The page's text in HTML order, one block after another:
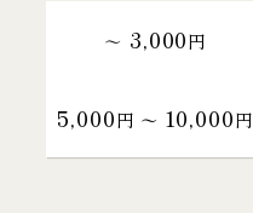
～ 3,000円
5,000円 〜 10,000円